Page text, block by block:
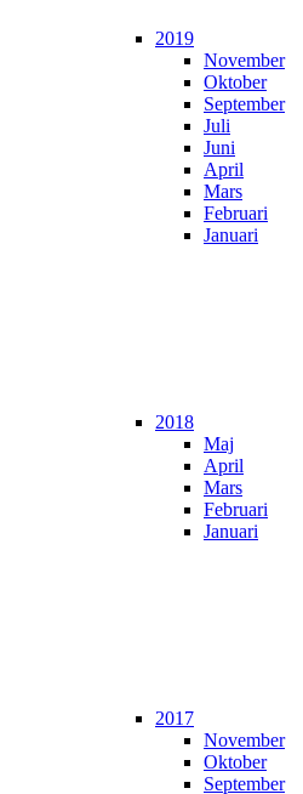
2019
November
Oktober
September
Juli
Juni
April
Mars
Februari
Januari
2018
Maj
April
Mars
Februari
Januari
2017
November
Oktober
September